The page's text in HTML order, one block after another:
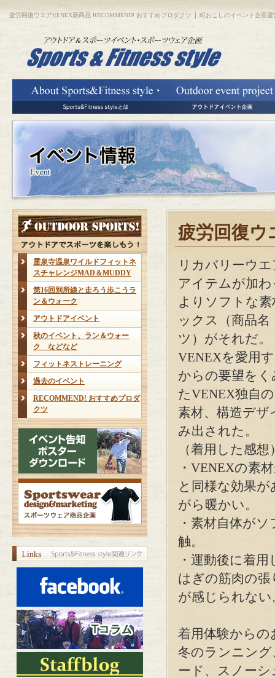
疲労回復ウエアVENEX新商品 RECOMMEND! おすすめプロダクツ │ 町おこしのイベント企画
霊泉寺温泉ワイルドフィットネ
スチャレンジMAD＆MUDDY
第16回別所線と走ろう歩こうラ
ン＆ウォーク
アウトドアイベント
秋のイベント、ラン＆ウォー
ク などなど
フィットネストレーニング
過去のイベント
RECOMMEND! おすすめプロダ
クツ
疲労回復ウ
リカバリーウ
アイテムが加
よりソフトな
ックス（商品
ツ）がそれだ。
VENEXを愛用
からの要望を
たVENEX独自の
素材、構造デザ
み出された。
（着用した感想
・VENEXの素
と同様な効果
がら暖かい。
・素材自体が
触。
・運動後に着
はぎの筋肉の
が感じられない
着用体験からの
冬のランニン
ード、スノー